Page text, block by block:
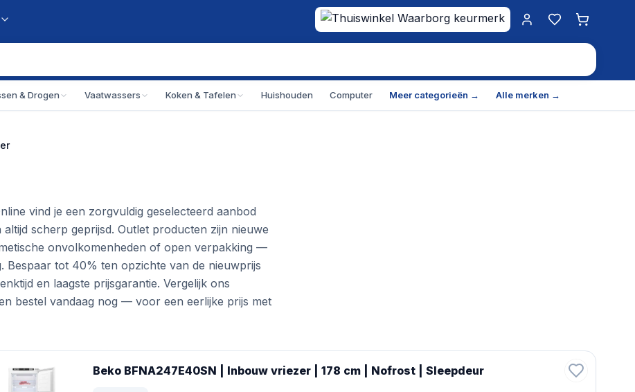
Mijn account
Favorieten
& Drogen Vaatwassers Koken & Tafelen Huishouden Computer Meer categorieën → Alle merken →
vind je een zorgvuldig geselecteerd aanbod
scherp geprijsd. Outlet producten zijn nieuwe
onvolkomenheden of open verpakking —
tot 40% ten opzichte van de nieuwprijs
en laagste prijsgarantie. Vergelijk ons
bestel vandaag nog — voor een eerlijke prijs met
Beko BFNA247E40SN | Inbouw vriezer | 178 cm | Nofrost | Sleepdeur